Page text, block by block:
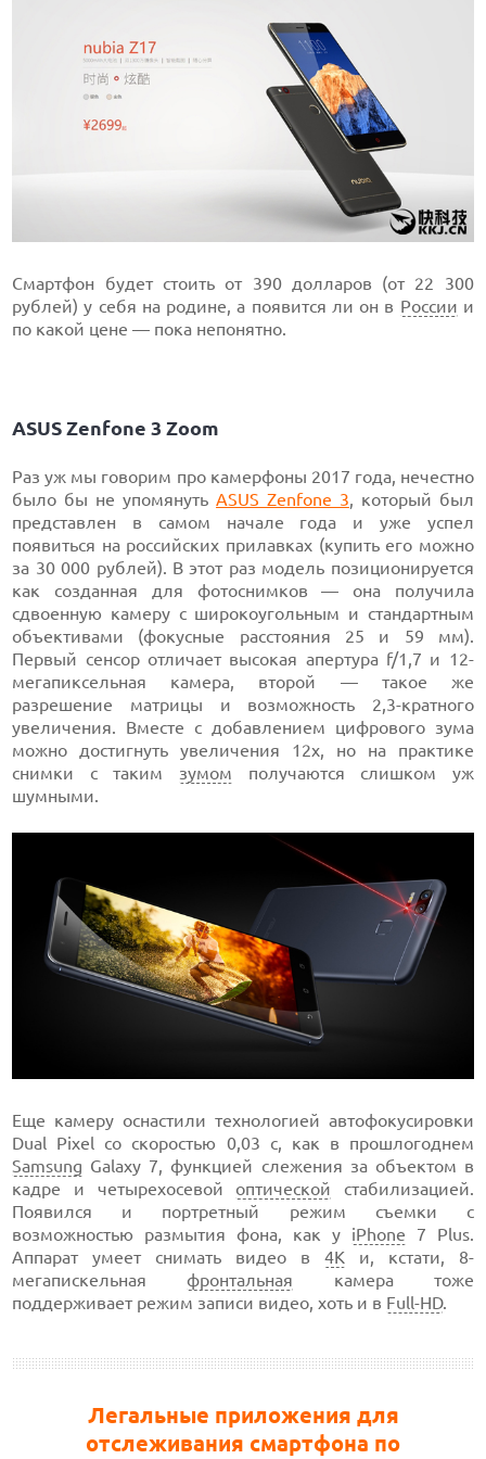
Смартфон будет стоить от 390 долларов (от 22 300
рублей) у себя на родине, а появится ли он в России и
по какой цене — пока непонятно.
ASUS Zenfone 3 Zoom
Раз уж мы говорим про камерфоны 2017 года, нечестно
было бы не упомянуть ASUS Zenfone 3, который был
представлен в самом начале года и уже успел
появиться на российских прилавках (купить его можно
за 30 000 рублей). В этот раз модель позиционируется
как созданная для фотоснимков — она получила
сдвоенную камеру с широкоугольным и стандартным
объективами (фокусные расстояния 25 и 59 мм).
Первый сенсор отличает высокая апертура f/1,7 и 12-
мегапиксельная камера, второй — такое же
разрешение матрицы и возможность 2,3-кратного
увеличения. Вместе с добавлением цифрового зума
можно достигнуть увеличения 12х, но на практике
снимки с таким зумом получаются слишком уж
шумными.
Еще камеру оснастили технологией автофокусировки
Dual Pixel со скоростью 0,03 с, как в прошлогоднем
Samsung Galaxy 7, функцией слежения за объектом в
кадре и четырехосевой оптической стабилизацией.
Появился и портретный режим съемки с
возможностью размытия фона, как у iPhone 7 Plus.
Аппарат умеет снимать видео в 4Ки, кстати, 8-
мегапискельнаяфронтальная камера тоже
поддерживает режим записи видео, хоть и в Full-HD.
Легальные приложения для
отслеживания смартфона по